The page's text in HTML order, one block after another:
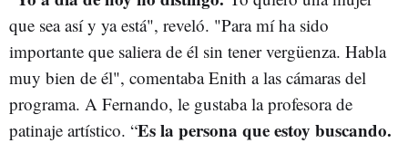
que sea así y ya está", reveló. "Para mí ha sido
importante que saliera de él sin tener vergüenza. Habla
muy bien de él", comentaba Enith a las cámaras del
programa. A Fernando, le gustaba la profesora de
patinaje artístico. “Es la persona que estoy buscando.